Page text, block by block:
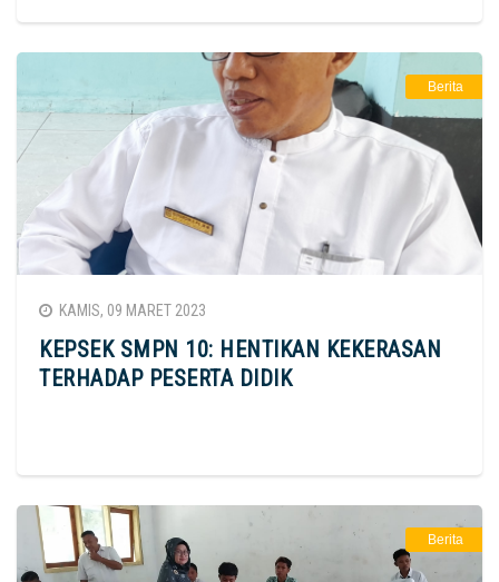
Berita
KAMIS, 09 MARET 2023
KEPSEK SMPN 10: HENTIKAN KEKERASAN
TERHADAP PESERTA DIDIK
Berita